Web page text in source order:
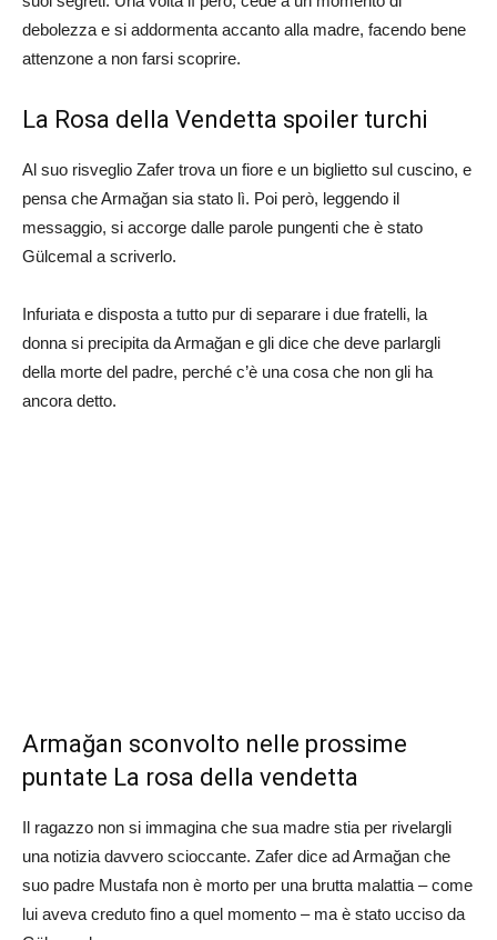
debolezza e si addormenta accanto alla madre, facendo bene
attenzone a non farsi scoprire.
La Rosa della Vendetta spoiler turchi
Al suo risveglio Zafer trova un fiore e un biglietto sul cuscino, e
pensa che Armağan sia stato lì. Poi però, leggendo il
messaggio, si accorge dalle parole pungenti che è stato
Gülcemal a scriverlo.
Infuriata e disposta a tutto pur di separare i due fratelli, la
donna si precipita da Armağan e gli dice che deve parlargli
della morte del padre, perché c’è una cosa che non gli ha
ancora detto.
Armağan sconvolto nelle prossime
puntate La rosa della vendetta
Il ragazzo non si immagina che sua madre stia per rivelargli
una notizia davvero scioccante. Zafer dice ad Armağan che
suo padre Mustafa non è morto per una brutta malattia – come
lui aveva creduto fino a quel momento – ma è stato ucciso da